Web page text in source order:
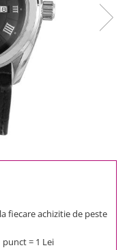
fiecare achizitie de peste
= 1 Lei